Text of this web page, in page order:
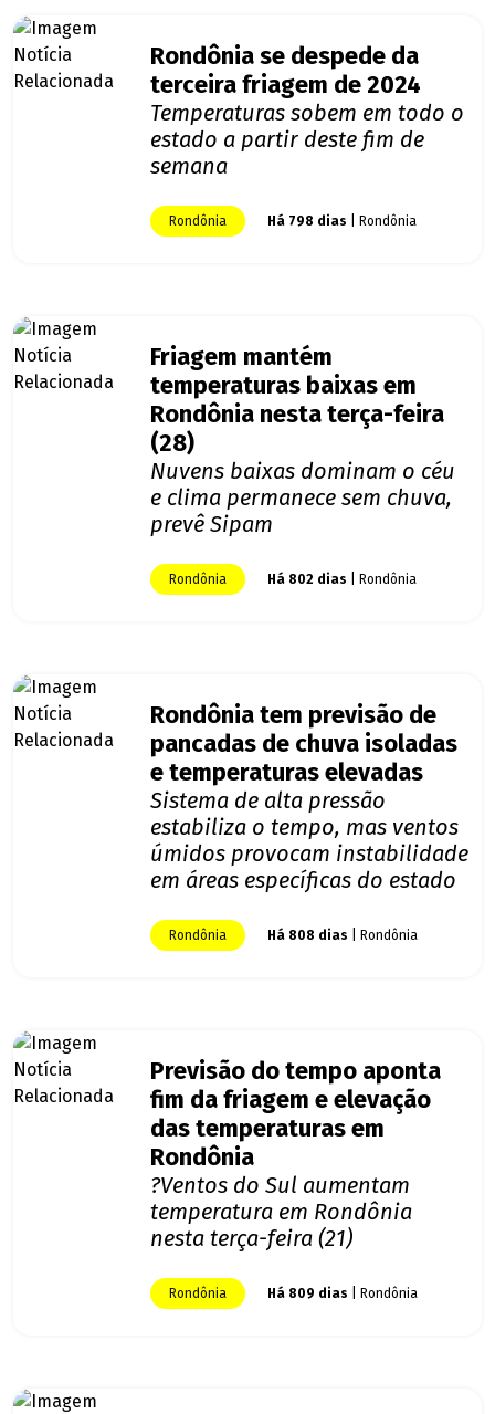
Rondônia se despede da
terceira friagem de 2024
Temperaturas sobem em todo o
estado a partir deste fim de
semana
Rondônia Há 798 dias | Rondônia
Friagem mantém
temperaturas baixas em
Rondônia nesta terça-feira
(28)
Nuvens baixas dominam o céu
e clima permanece sem chuva,
prevê Sipam
Rondônia Há 802 dias | Rondônia
Rondônia tem previsão de
pancadas de chuva isoladas
e temperaturas elevadas
Sistema de alta pressão
estabiliza o tempo, mas ventos
úmidos provocam instabilidade
em áreas específicas do estado
Rondônia Há 808 dias | Rondônia
Previsão do tempo aponta
fim da friagem e elevação
das temperaturas em
Rondônia
?Ventos do Sul aumentam
temperatura em Rondônia
nesta terça-feira (21)
Rondônia Há 809 dias | Rondônia